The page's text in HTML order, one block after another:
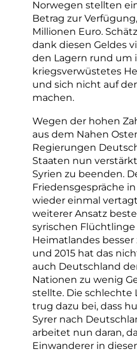
Norwegen stellten
Betrag zur
Millionen Euro.
dank diesen Geldes
den Lagern rund um
kriegsverwüstetes
und sich nicht auf
machen.
Wegen der hohen
aus dem Nahen
Regierungen
Staaten nun
Syrien zu beenden.
Friedensgespräche
wieder einmal
weiterer Ansatz
syrischen
Heimatlandes besser
und 2015 hat das
auch Deutschland
Nationen zu wenig
stellte. Die schlechte
trug dazu bei, dass
Syrer nach
arbeitet nun daran,
Einwanderer in